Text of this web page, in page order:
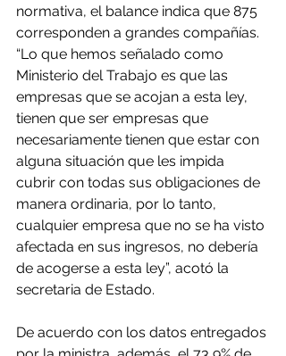
normativa, el balance indica que 875
corresponden a grandes compañías.
“Lo que hemos señalado como
Ministerio del Trabajo es que las
empresas que se acojan a esta ley,
tienen que ser empresas que
necesariamente tienen que estar con
alguna situación que les impida
cubrir con todas sus obligaciones de
manera ordinaria, por lo tanto,
cualquier empresa que no se ha visto
afectada en sus ingresos, no debería
de acogerse a esta ley”, acotó la
secretaria de Estado.
De acuerdo con los datos entregados